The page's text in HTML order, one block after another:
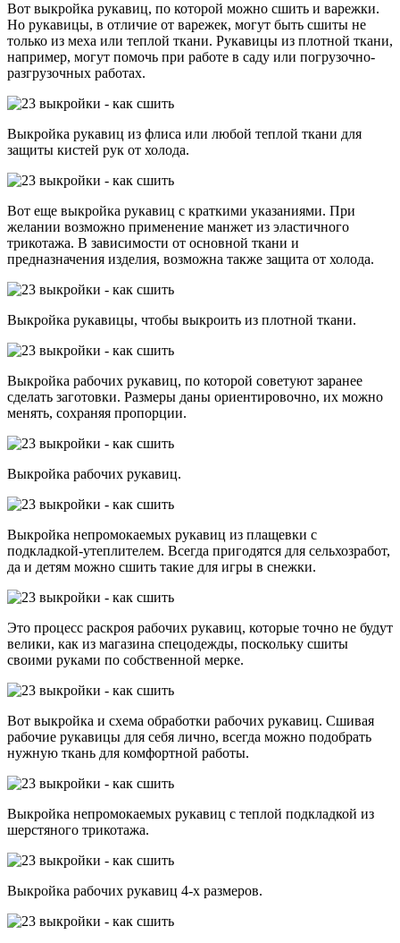
Вот выкройка рукавиц, по которой можно сшить и варежки.
Но рукавицы, в отличие от варежек, могут быть сшиты не
только из меха или теплой ткани. Рукавицы из плотной ткани,
например, могут помочь при работе в саду или погрузочно-
разгрузочных работах.
Выкройка рукавиц из флиса или любой теплой ткани для
защиты кистей рук от холода.
Вот еще выкройка рукавиц с краткими указаниями. При
желании возможно применение манжет из эластичного
трикотажа. В зависимости от основной ткани и
предназначения изделия, возможна также защита от холода.
Выкройка рукавицы, чтобы выкроить из плотной ткани.
Выкройка рабочих рукавиц, по которой советуют заранее
сделать заготовки. Размеры даны ориентировочно, их можно
менять, сохраняя пропорции.
Выкройка рабочих рукавиц.
Выкройка непромокаемых рукавиц из плащевки с
подкладкой-утеплителем. Всегда пригодятся для сельхозработ,
да и детям можно сшить такие для игры в снежки.
Это процесс раскроя рабочих рукавиц, которые точно не будут
велики, как из магазина спецодежды, поскольку сшиты
своими руками по собственной мерке.
Вот выкройка и схема обработки рабочих рукавиц. Сшивая
рабочие рукавицы для себя лично, всегда можно подобрать
нужную ткань для комфортной работы.
Выкройка непромокаемых рукавиц с теплой подкладкой из
шерстяного трикотажа.
Выкройка рабочих рукавиц 4-х размеров.